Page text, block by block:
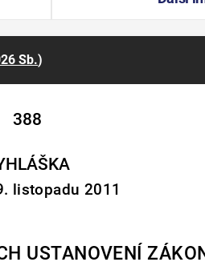
Sb.)
388
listopadu 2011
USTANOVENÍ